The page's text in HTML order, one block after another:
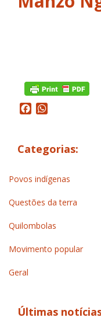
Facebook
Categorias:
Povos indígenas
Questões da terra
Quilombolas
Movimento popular
Geral
Últimas